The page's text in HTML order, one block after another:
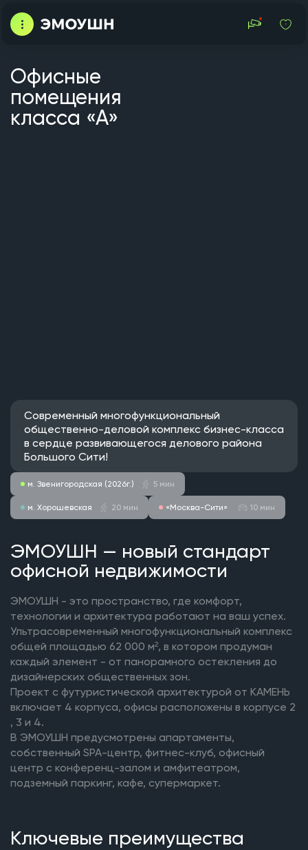
Офисные
помещения
класса «А»
Современный многофункциональный
общественно-деловой комплекс бизнес-класса
в сердце развивающегося делового района
Большого Сити!
м. Звенигородская (2026г.) 5 мин
м. Хорошевская 20 мин «Москва-Сити» 10 мин
ЭМОУШН — новый стандарт
офисной недвижимости
ЭМОУШН - это пространство, где комфорт,
технологии и архитектура работают на ваш успех.
Ультрасовременный многофункциональный комплекс
общей площадью 62 000 м², в котором продуман
каждый элемент - от панорамного остекления до
дизайнерских общественных зон.
Проект с футуристической архитектурой от КАМЕНЬ
включает 4 корпуса, офисы расположены в корпусе 2
, 3 и 4.
В ЭМОУШН предусмотрены апартаменты,
собственный SPA-центр, фитнес-клуб, офисный
центр с конференц-залом и амфитеатром,
подземный паркинг, кафе, супермаркет.
Ключевые преимущества